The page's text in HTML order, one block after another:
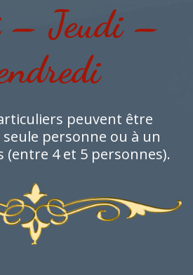
– Jeudi –
peuvent être
personne ou à un
(entre 4 et 5 personnes).